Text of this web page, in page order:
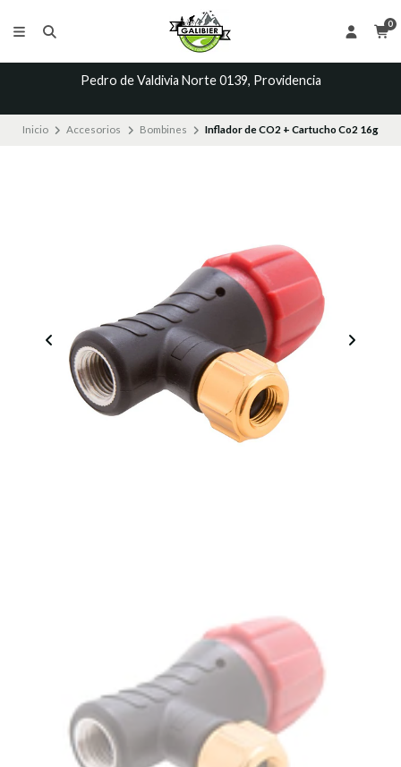
0
Pedro de Valdivia Norte 0139, Providencia
Inicio Accesorios Bombines Inflador de CO2 + Cartucho Co2 16g